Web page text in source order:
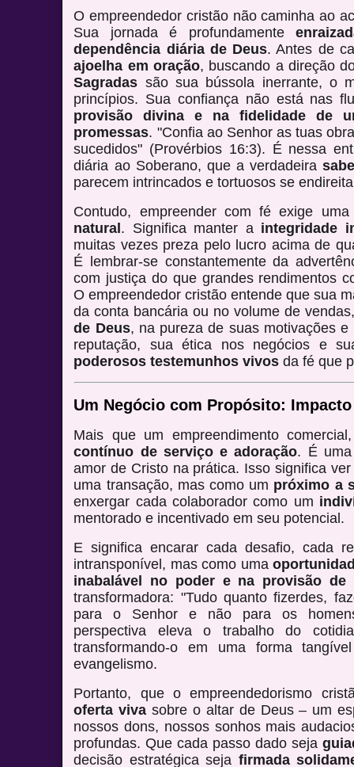
O empreendedor cristão não caminha ao
Sua jornada é profundamente
dependência diária de Deus. Antes de
ajoelha em oração, buscando a direção
Sagradas são sua bússola inerrante, o
princípios. Sua confiança não está nas
provisão divina e na fidelidade de
promessas. "Confia ao Senhor as tuas
sucedidos" (Provérbios 16:3). É nessa
diária ao Soberano, que a verdadeira
parecem intrincados e tortuosos se
Contudo, empreender com fé exige
natural. Significa manter a integridade
muitas vezes preza pelo lucro acima de
É lembrar-se constantemente da
com justiça do que grandes rendimentos
O empreendedor cristão entende que sua
da conta bancária ou no volume de
de Deus, na pureza de suas motivações
reputação, sua ética nos negócios e
poderosos testemunhos vivos da fé que
Um Negócio com Propósito:
Mais que um empreendimento
contínuo de serviço e adoração. É uma
amor de Cristo na prática. Isso significa
uma transação, mas como um próximo a
enxergar cada colaborador como um
mentorado e incentivado em seu potencial.
E significa encarar cada desafio, cada
intransponível, mas como uma
inabalável no poder e na provisão de
transformadora: "Tudo quanto fizerdes,
para o Senhor e não para os
perspectiva eleva o trabalho do
transformando-o em uma forma
evangelismo.
Portanto, que o empreendedorismo
oferta viva sobre o altar de Deus – um
nossos dons, nossos sonhos mais
profundas. Que cada passo dado seja
decisão estratégica seja firmada